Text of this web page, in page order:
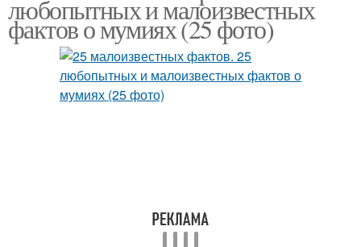
любопытных и малоизвестных
фактов о мумиях (25 фото)